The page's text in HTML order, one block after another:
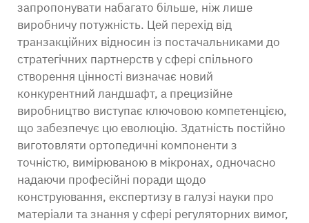
запропонувати набагато більше, ніж лише
виробничу потужність. Цей перехід від
транзакційних відносин із постачальниками до
стратегічних партнерств у сфері спільного
створення цінності визначає новий
конкурентний ландшафт, а прецизійне
виробництво виступає ключовою компетенцією,
що забезпечує цю еволюцію. Здатність постійно
виготовляти ортопедичні компоненти з
точністю, вимірюваною в мікронах, одночасно
надаючи професійні поради щодо
конструювання, експертизу в галузі науки про
матеріали та знання у сфері регуляторних вимог,